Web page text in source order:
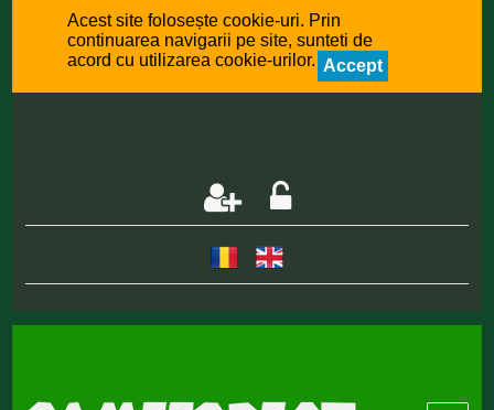
Acest site folosește cookie-uri. Prin
continuarea navigarii pe site, sunteti de
acord cu utilizarea cookie-urilor. Accept